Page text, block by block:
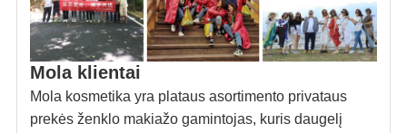
Mola klientai
Mola kosmetika yra plataus asortimento privataus
prekės ženklo makiažo gamintojas, kuris daugelį